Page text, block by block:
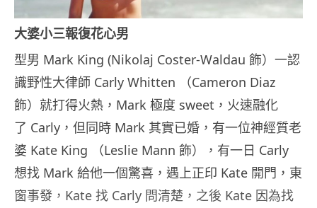
大婆小三報復花心男
型男 Mark King (Nikolaj Coster-Waldau 飾）一認
識野性大律師 Carly Whitten （Cameron Diaz
飾）就打得火熱，Mark 極度 sweet，火速融化
了 Carly，但同時 Mark 其實已婚，有一位神經質老
婆 Kate King （Leslie Mann 飾），有一日 Carly
想找 Mark 給他一個驚喜，遇上正印 Kate 開門，東
窗事發，Kate 找 Carly 問清楚，之後 Kate 因為找